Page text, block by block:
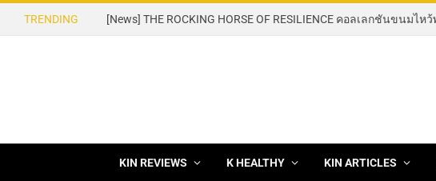
TRENDING
KIN REVIEWS K HEALTHY KIN ARTICLES